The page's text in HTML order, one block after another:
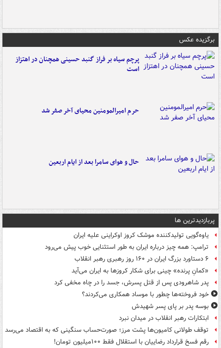
برگزیده عکس
پرچم سیاه بر فراز گنبد حسینی همچنان در اهتزاز
است
حرم امیرالمومنین محیای آخر صفر شد
حال و هوای سامرا بعد از ایام اربعین
پربازدیدترین ها
یاوه‌گویی تولیدکننده موشک کروز اوکراینی علیه ایران
ترامپ: همه چیز درباره ایران به طور استثنایی خوب پیش می‌رود
۶ دستاورد بزرگ ایران در ۱۶۰ روز رهبری رهبر انقلاب
«کمانِ پرنده» چینی برای شکار کروزها به ایران می‌آید
پدر شاهرودی پس از قتل پسرش، جسد را در چاه مخفی کرد
خود فروخته‌ها چطور با موساد همکاری می‌کردند؟
بوسه‌ پدر بر پای پسر شهیدش
ابتکارات رهبر انقلاب در میدان نبرد
توقف طولانی کامیون‌ها پشت مرز؛ صورت‌حساب سنگینی که به اقتصاد می‌رسد
رقم فسخ قرارداد رضاییان با استقلال فقط ۱۰۰میلیون تومان!